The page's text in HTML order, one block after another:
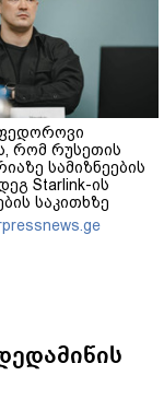
რომ რუსეთის
სამიზნეების
Starlink-ის
საკითხზე